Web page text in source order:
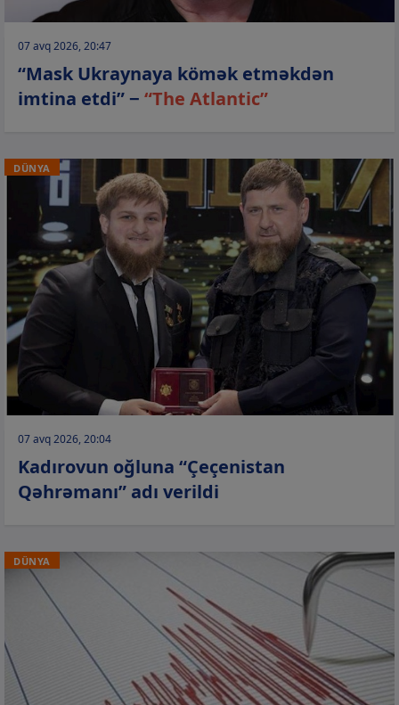
07 avq 2026, 20:47
“Mask Ukraynaya kömək etməkdən
imtina etdi” − “The Atlantic”
DÜNYA
07 avq 2026, 20:04
Kadırovun oğluna “Çeçenistan
Qəhrəmanı” adı verildi
DÜNYA